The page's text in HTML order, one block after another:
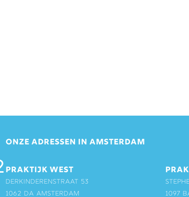
ONZE ADRESSEN IN AMSTERDAM
PRAKTIJK WEST
Derkinderenstraat 53
1062 DA Amsterdam
1097